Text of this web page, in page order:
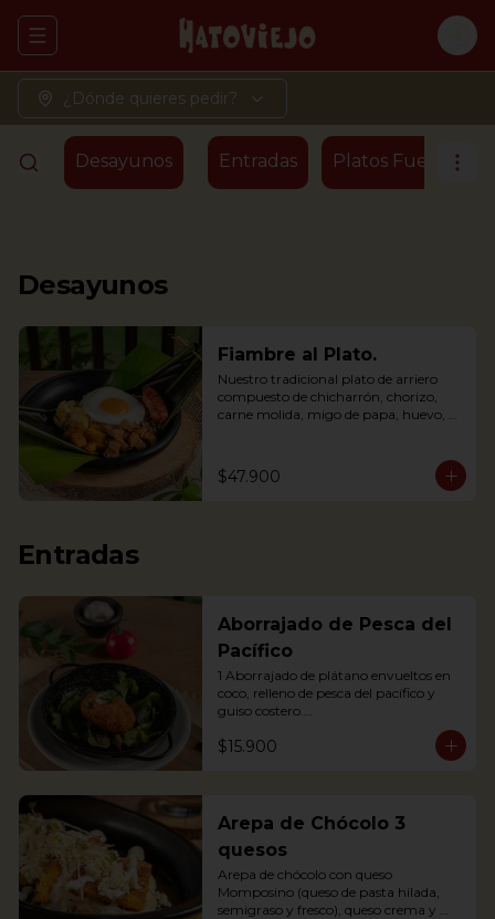
Abrir menu de navegación
¿Dónde quieres pedir?
Desayunos Entradas Platos Fuertes -
Desayunos
Fiambre al Plato.
Nuestro tradicional plato de arriero
compuesto de chicharrón, chorizo,
carne molida, migo de papa, huevo,
$47.900
Entradas
Aborrajado de Pesca del
Pacífico
1 Aborrajado de plátano envueltos en
coco, relleno de pesca del pacífico y
guiso costero.
Pesca según disponibilidad: Dorado o
Bravo
$15.900
Arepa de Chócolo 3
quesos
Arepa de chócolo con queso
Momposino (queso de pasta hilada,
semigraso y fresco), queso crema y